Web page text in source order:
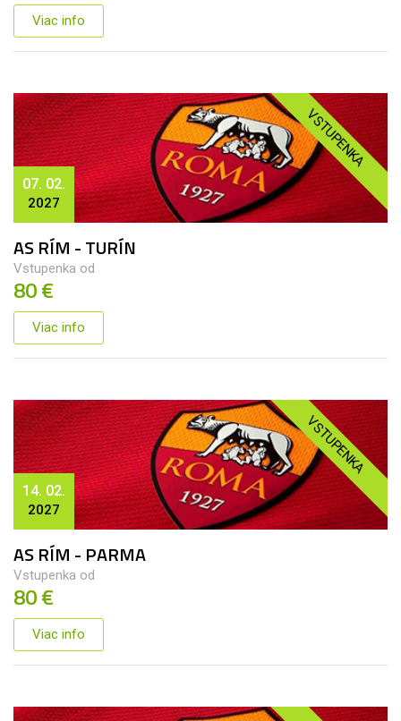
Viac info
VSTUPENKA
07. 02.
2027
AS RÍM - TURÍN
Vstupenka od
80 €
Viac info
VSTUPENKA
14. 02.
2027
AS RÍM - PARMA
Vstupenka od
80 €
Viac info